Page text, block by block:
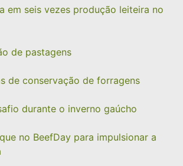
em seis vezes produção leiteira no
de pastagens
de conservação de forragens
durante o inverno gaúcho
no BeefDay para impulsionar a